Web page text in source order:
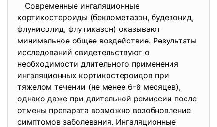
Современные ингаляционные
кортикостероиды (беклометазон, будезонид,
флунисолид, флутиказон) оказывают
минимальное общее воздействие. Результаты
исследований свидетельствуют о
необходимости длительного применения
ингаляционных кортикостероидов при
тяжелом течении (не менее 6-8 месяцев),
однако даже при длительной ремиссии после
отмены препарата возможно возобновление
симптомов заболевания. Ингаляционные